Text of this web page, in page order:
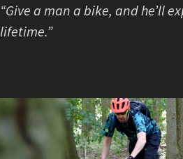
“Give a man a bike, and he’ll
lifetime.”